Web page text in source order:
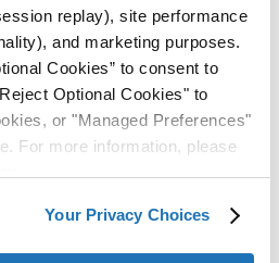
replay), site performance
and marketing purposes.
Cookies” to consent to
Optional Cookies" to
or "Managed Preferences"
For more information, please
Your Privacy Choices